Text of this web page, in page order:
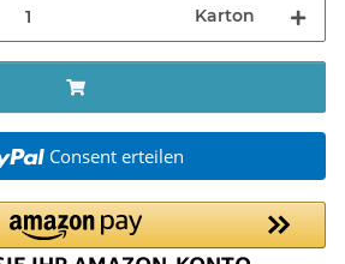
Karton
Consent erteilen